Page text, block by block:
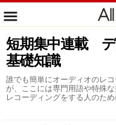
短期集中連載
基礎知識
誰でも簡単にオーディオのレ
が、ここには専門用語や特殊
レコーディングをする人のため